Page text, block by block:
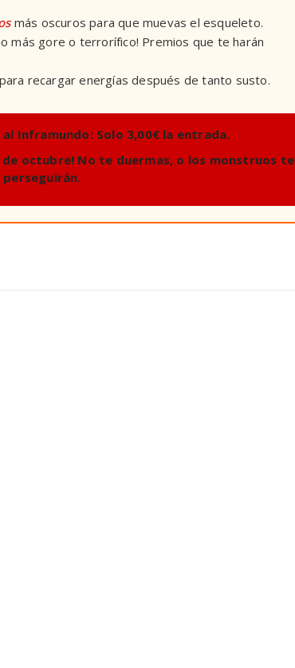
más oscuros para que muevas el esqueleto.
más gore o terrorífico! Premios que te harán
recargar energías después de tanto susto.
al Inframundo:Solo 3,00€ la entrada.
de octubre! No te duermas, o los monstruos te
perseguirán.